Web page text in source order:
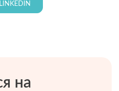
LINKEDIN
на